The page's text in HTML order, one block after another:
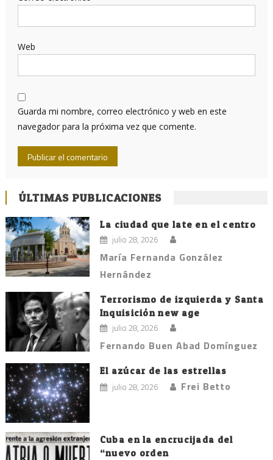
Web
Guarda mi nombre, correo electrónico y web en este
navegador para la próxima vez que comente.
ÚLTIMAS PUBLICACIONES
La ciudad que late en el centro
julio 28, 2026
María Fernanda González
Hernández
Terrorismo de izquierda y Santa
Inquisición new age
julio 28, 2026
Fernando Buen Abad Domínguez
El azúcar de las estrellas
julio 28, 2026 Frei Betto
Cuba en la encrucijada del
“nuevo orden